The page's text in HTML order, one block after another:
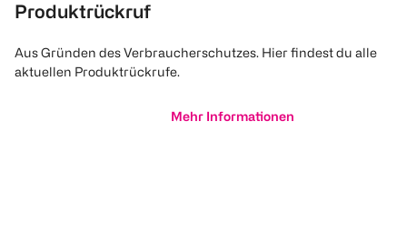
Produktrückruf
Aus Gründen des Verbraucherschutzes. Hier findest du alle
aktuellen Produktrückrufe.
Mehr Informationen